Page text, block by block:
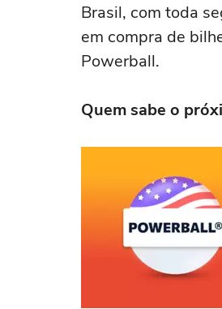
Brasil, com toda
em compra de
Powerball.
Quem sabe o